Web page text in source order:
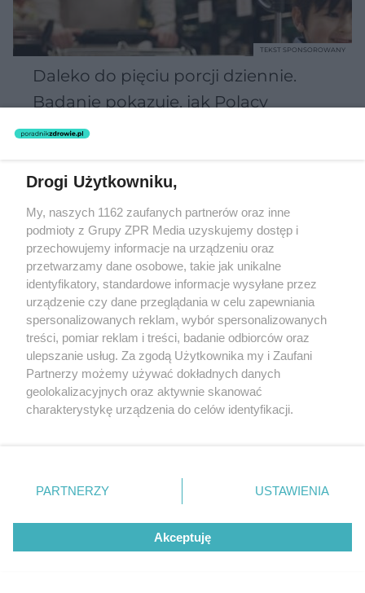
Daleko do pięciu porcji dziennie.
Badanie pokazuje, jak Polacy
naprawdę jedzą warzywa i owoce
TEKST SPONSOROWANY
MATERIAŁ SPONSOROWANY
Drogi Użytkowniku,
My, naszych 1162 zaufanych partnerów oraz inne
podmioty z Grupy ZPR Media uzyskujemy dostęp i
przechowujemy informacje na urządzeniu oraz
przetwarzamy dane osobowe, takie jak unikalne
identyfikatory, standardowe informacje wysyłane przez
urządzenie czy dane przeglądania w celu zapewniania
spersonalizowanych reklam, wybór spersonalizowanych
treści, pomiar reklam i treści, badanie odbiorców oraz
ulepszanie usług. Za zgodą Użytkownika my i Zaufani
Partnerzy możemy używać dokładnych danych
geolokalizacyjnych oraz aktywnie skanować
charakterystykę urządzenia do celów identyfikacji.
zmienić/wycofać klikając przycisk ustawień prywatności
znajdujący się w lewym dolnym rogu strony
rodzaje przetwarzania danych nie wymagają zgody
użytkownika, ale masz prawo sprzeciwić się takiemu
przetwarzaniu. Preferencje będą miały zastosowanie tylko
PARTNERZY USTAWIENIA
Akceptuję